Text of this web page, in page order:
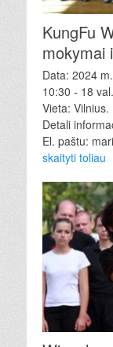
KungFu
mokymai
Data: 2024
10:30 - 18 val.
Vieta: Vilnius.
Detali
El. paštu:
skaityti toliau